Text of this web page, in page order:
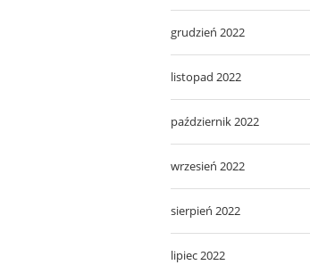
grudzień 2022
listopad 2022
październik 2022
wrzesień 2022
sierpień 2022
lipiec 2022